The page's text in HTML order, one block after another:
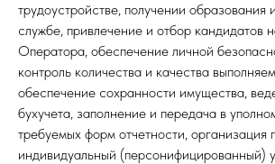
трудоустройстве, получении образования
службе, привлечение и отбор кандидатов
Оператора, обеспечение личной
контроль количества и качества
обеспечение сохранности имущества,
бухучета, заполнение и передача в
требуемых форм отчетности, организация
индивидуальный (персонифицированный)